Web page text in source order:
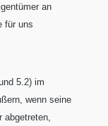
an
für uns
5.2) im
wenn seine